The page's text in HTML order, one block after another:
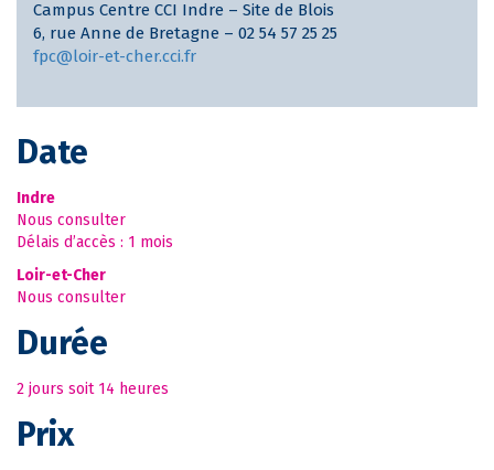
Campus Centre CCI Indre – Site de Blois
6, rue Anne de Bretagne – 02 54 57 25 25
fpc@loir-et-cher.cci.fr
Date
Indre
Nous consulter
Délais d’accès : 1 mois
Loir-et-Cher
Nous consulter
Durée
2 jours soit 14 heures
Prix